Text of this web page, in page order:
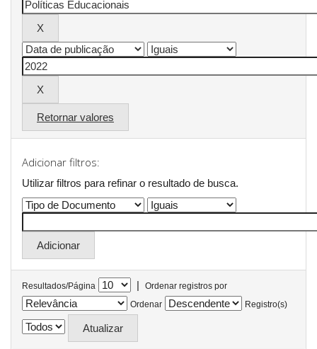
Retornar valores
Adicionar filtros:
Utilizar filtros para refinar o resultado de busca.
Resultados/Página |
Ordenar registros por
Ordenar
Registro(s)